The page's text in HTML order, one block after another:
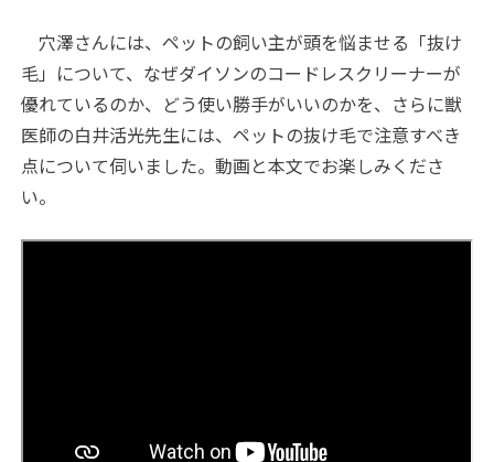
穴澤さんには、ペットの飼い主が頭を悩ませる「抜け
毛」について、なぜダイソンのコードレスクリーナーが
優れているのか、どう使い勝手がいいのかを、さらに獣
医師の白井活光先生には、ペットの抜け毛で注意すべき
点について伺いました。動画と本文でお楽しみくださ
い。